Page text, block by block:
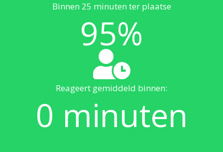
Binnen 25 minuten ter plaatse
95%
Reageert gemiddeld binnen:
0 minuten